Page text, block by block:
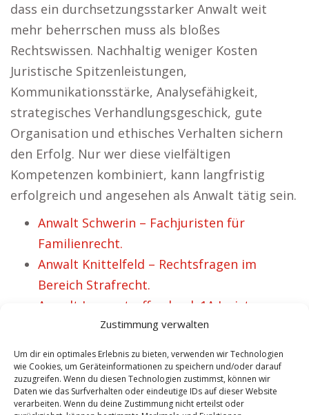
Zustimmung verwalten
Um dir ein optimales Erlebnis zu bieten, verwenden wir Technologien
wie Cookies, um Geräteinformationen zu speichern und/oder darauf
zuzugreifen. Wenn du diesen Technologien zustimmst, können wir
Daten wie das Surfverhalten oder eindeutige IDs auf dieser Website
verarbeiten. Wenn du deine Zustimmung nicht erteilst oder
dass ein durchsetzungsstarker Anwalt weit
mehr beherrschen muss als bloßes
Rechtswissen. Nachhaltig weniger Kosten
Juristische Spitzenleistungen,
Kommunikationsstärke, Analysefähigkeit,
strategisches Verhandlungsgeschick, gute
Organisation und ethisches Verhalten sichern
den Erfolg. Nur wer diese vielfältigen
Kompetenzen kombiniert, kann langfristig
erfolgreich und angesehen als Anwalt tätig sein.
Anwalt Schwerin – Fachjuristen für
Familienrecht.
Anwalt Knittelfeld – Rechtsfragen im
Bereich Strafrecht.
Anwalt Lage – treffen bzgl. 1A Jurist
Anwalt Affoltern – recherchieren für
passenden Jurist
Anwalt Bingen – Rechtsprofis für
Strafrecht.
Anwalt Wildberg – lokalisieren bzgl. 1A